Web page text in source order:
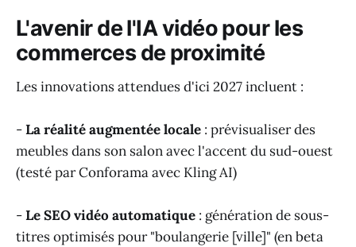
L'avenir de l'IA vidéo pour les
commerces de proximité
Les innovations attendues d'ici 2027 incluent :
-La réalité augmentée locale : prévisualiser des
meubles dans son salon avec l'accent du sud-ouest
(testé par Conforama avec Kling AI)
-Le SEO vidéo automatique : génération de sous-
titres optimisés pour "boulangerie [ville]" (en beta